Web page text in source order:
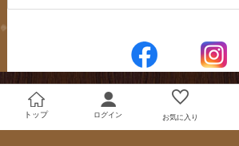
必須
必須
トップ ログイン お気に入り